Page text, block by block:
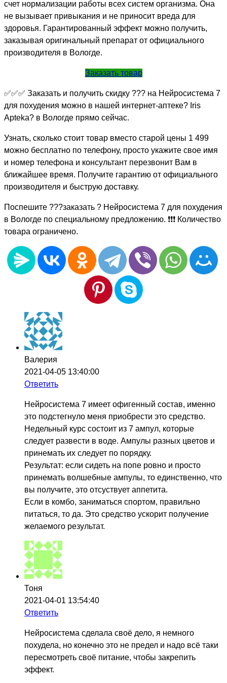
счет нормализации работы всех систем организма. Она
не вызывает привыкания и не приносит вреда для
здоровья. Гарантированный эффект можно получить,
заказывая оригинальный препарат от официального
производителя в Вологде.
Заказать товар
✅✅✅ Заказать и получить скидку ??? на Нейросистема 7
для похудения можно в нашей интернет-аптеке? Iris
Apteka? в Вологде прямо сейчас.
Узнать, сколько стоит товар вместо старой цены 1 499
можно бесплатно по телефону, просто укажите свое имя
и номер телефона и консультант перезвонит Вам в
ближайшее время. Получите гарантию от официального
производителя и быструю доставку.
Поспешите ???заказать ? Нейросистема 7 для похудения
в Вологде по специальному предложению. ❗❗❗ Количество
товара ограничено.
Валерия
2021-04-05 13:40:00
Ответить
Нейросистема 7 имеет офигенный состав, именно
это подстегнуло меня приобрести это средство.
Недельный курс состоит из 7 ампул, которые
следует развести в воде. Ампулы разных цветов и
принемать их следует по порядку.
Результат: если сидеть на попе ровно и просто
принемать волшебные ампулы, то единственно, что
вы получите, это отсуствует аппетита.
Если в комбо, заниматься спортом, правильно
питаться, то да. Это средство ускорит получение
желаемого результат.
Тоня
2021-04-01 13:54:40
Ответить
Нейросистема сделала своё дело, я немного
похудела, но конечно это не предел и надо всё таки
пересмотреть своё питание, чтобы закрепить
эффект.